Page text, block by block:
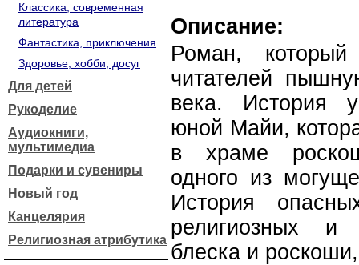
Классика, современная
литература
Фантастика, приключения
Здоровье, хобби, досуг
Для детей
Рукоделие
Аудиокниги,
мультимедиа
Подарки и сувениры
Новый год
Канцелярия
Религиозная атрибутика
Описание:
Роман,
читателей
века. История
юной Майи,
в храме
одного из
История
религиозных и
блеска и